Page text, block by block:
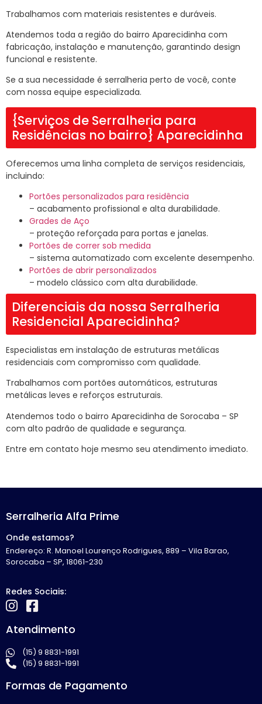
Trabalhamos com materiais resistentes e duráveis.
Atendemos toda a região do bairro Aparecidinha com
fabricação, instalação e manutenção, garantindo design
funcional e resistente.
Se a sua necessidade é serralheria perto de você, conte
com nossa equipe especializada.
{Serviços de Serralheria para
Residências no bairro} Aparecidinha
Oferecemos uma linha completa de serviços residenciais,
incluindo:
Portões personalizados para residência
– acabamento profissional e alta durabilidade.
Grades de Aço
– proteção reforçada para portas e janelas.
Portões de correr sob medida
– sistema automatizado com excelente desempenho.
Portões de abrir personalizados
– modelo clássico com alta durabilidade.
Diferenciais da nossa Serralheria
Residencial Aparecidinha?
Especialistas em instalação de estruturas metálicas
residenciais com compromisso com qualidade.
Trabalhamos com portões automáticos, estruturas
metálicas leves e reforços estruturais.
Atendemos todo o bairro Aparecidinha de Sorocaba – SP
com alto padrão de qualidade e segurança.
Entre em contato hoje mesmo seu atendimento imediato.
Serralheria Alfa Prime
Onde estamos?
Endereço: R. Manoel Lourenço Rodrigues, 889 – Vila Barao,
Sorocaba – SP, 18061-230
Redes Sociais:
Atendimento
(15) 9 8831-1991
(15) 9 8831-1991
Formas de Pagamento